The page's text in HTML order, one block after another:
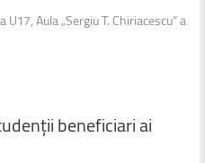
Aula „Sergiu T. Chiriacescu” a
beneficiariai